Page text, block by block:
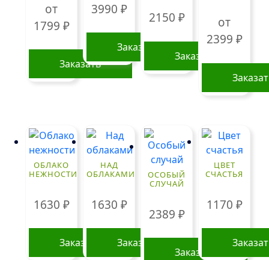
от
1799 ₽
Заказать
несколько
вариаций.
Опции
можно
на
товара.
3990 ₽
Заказать
2150 ₽
Заказать
от
2399 ₽
Опции
выбрать
странице
товара.
ОБЛАКО
НЕЖНОСТИ
1630 ₽
Заказать
НАД
ОБЛАКАМИ
1630 ₽
Заказать
ОСОБЫЙ
СЛУЧАЙ
2389 ₽
Заказать
ЦВЕТ
СЧАСТЬЯ
1170 ₽